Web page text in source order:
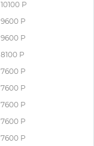
10100 Р
9600 Р
9600 Р
8100 Р
7600 Р
7600 Р
7600 Р
7600 Р
7600 Р